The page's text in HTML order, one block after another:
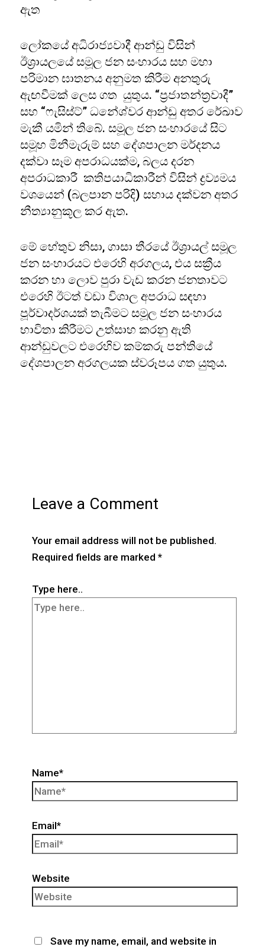
ඇත
ලෝකයේ අධිරාජ්‍යවාදී ආන්ඩු විසින්
ඊශ්‍රායලයේ සමූල ජන සංහාරය සහ මහා
පරිමාන ඝාතනය අනුමත කිරීම අනතුරු
ඇඟවීමක් ලෙස ගත යුතුය. “ප්‍රජාතන්ත්‍රවාදී”
සහ “ෆැසිස්ට්” ධනේශ්වර ආන්ඩු අතර රේඛාව
මැකී යමින් තිබේ. සමූල ජන සංහාරයේ සිට
සමූහ මිනීමැරුම් සහ දේශපාලන මර්දනය
දක්වා සෑම අපරාධයක්ම, බලය දරන
අපරාධකාරී කතිපයාධිකාරීන් විසින් ද්‍රව්‍යමය
වශයෙන් (බලපාන පරිදි) සහාය දක්වන අතර
නීත්‍යානුකූල කර ඇත.
මේ හේතුව නිසා, ගාසා තීරයේ ඊශ්‍රායල් සමූල
ජන සංහාරයට එරෙහි අරගලය, එය සක්‍රීය
කරන හා ලොව පුරා වැඩ කරන ජනතාවට
එරෙහි ඊටත් වඩා විශාල අපරාධ සඳහා
පූර්වාදර්ශයක් තැබීමට සමූල ජන සංහාරය
භාවිතා කිරීමට උත්සාහ කරනු ඇති
ආන්ඩුවලට එරෙහිව කම්කරු පන්තියේ
දේශපාලන අරගලයක ස්වරූපය ගත යුතුය.
Leave a Comment
Your email address will not be published.
Required fields are marked *
Type here..
Name*
Email*
Website
Save my name, email, and website in